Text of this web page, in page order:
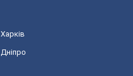
Харків
Дніпро